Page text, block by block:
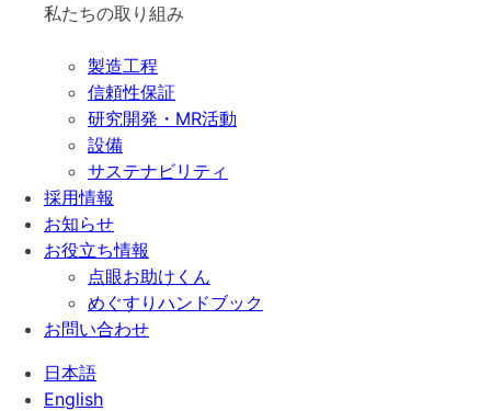
私たちの取り組み
製造工程
信頼性保証
研究開発・MR活動
設備
サステナビリティ
採用情報
お知らせ
お役立ち情報
点眼お助けくん
めぐすりハンドブック
お問い合わせ
日本語
English